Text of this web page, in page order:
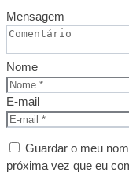
Mensagem
Nome
E-mail
Guardar o meu
próxima vez que eu